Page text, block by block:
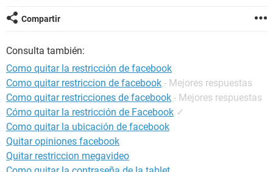
Compartir
Consulta también:
Como quitar la restricción de facebook
Como quitar restriccion de facebook - Mejores respuestas
Como quitar restricciones de facebook - Mejores respuestas
Cómo quitar la restricción de Facebook ✓
Como quitar la ubicación de facebook
Quitar opiniones facebook
Quitar restriccion megavideo